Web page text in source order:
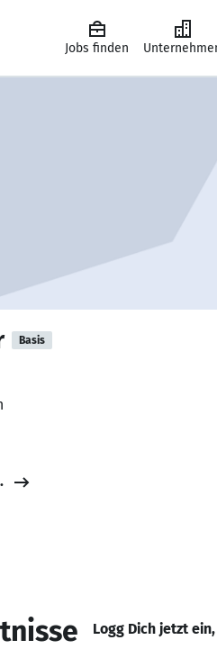
Jobs finden
Basis
Logg Dich jetzt